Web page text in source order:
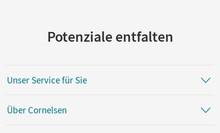
Potenziale entfalten
Unser Service für Sie
Über Cornelsen